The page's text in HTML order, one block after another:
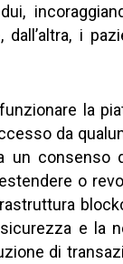
i
la
da
consenso
o
e la
di